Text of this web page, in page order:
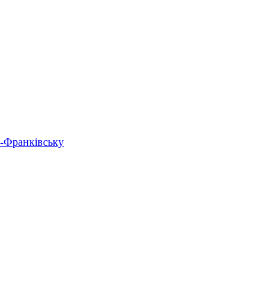
Франківську